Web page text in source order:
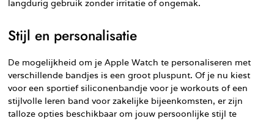
langdurig gebruik zonder irritatie of ongemak.
Stijl en personalisatie
De mogelijkheid om je Apple Watch te personaliseren met
verschillende bandjes is een groot pluspunt. Of je nu kiest
voor een sportief siliconenbandje voor je workouts of een
stijlvolle leren band voor zakelijke bijeenkomsten, er zijn
talloze opties beschikbaar om jouw persoonlijke stijl te